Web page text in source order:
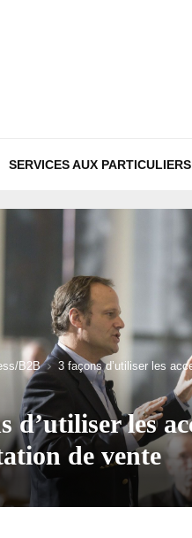
SERVICES AUX PARTICULIERS
B2B 3 façons d’utiliser les
d’utiliser les
de vente